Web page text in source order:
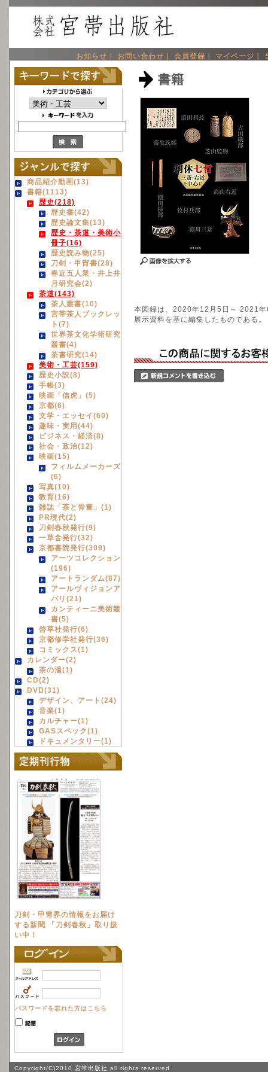
お知らせ｜ お問い合わせ｜ 会員登録｜ マイページ｜
商品紹介動画(13)
書籍(1113)
歴史(218)
歴史書(42)
歴史論文集(13)
歴史・茶道・美術小
冊子(16)
歴史読み物(25)
刀剣・甲冑書(28)
春近五人衆・井上井
月研究会(2)
茶道(143)
茶人叢書(10)
宮帯茶人ブックレッ
ト(7)
世界茶文化学術研究
叢書(4)
茶書研究(14)
美術・工芸(159)
歴史小説(8)
手帳(3)
映画「信虎」(5)
京都(6)
文学・エッセイ(60)
趣味・実用(44)
ビジネス・経済(8)
社会・政治(12)
映画(15)
フィルムメーカーズ
(6)
写真(10)
教育(16)
雑誌「茶と骨董」(1)
PR現代(2)
刀剣春秋発行(9)
一草舎発行(32)
京都書院発行(309)
アーツコレクション
(196)
アートランダム(87)
アールヴィジョンア
パリ(21)
カンティーニ美術叢
書(5)
啓草社発行(6)
京都修学社発行(36)
コミックス(1)
カレンダー(2)
茶の湯(1)
CD(2)
DVD(31)
デザイン、アート(24)
音楽(1)
カルチャー(1)
GASスペック(1)
ドキュメンタリー(1)
刀剣・甲冑界の情報をお届け
する新聞 「刀剣春秋」取り扱
い中！
パスワードを忘れた方はこちら
書籍
本図録は、2020年12月5日～ 2021
展示資料を基に編集したものである。
Copyright(C)2010 宮帯出版社 all rights reserved.